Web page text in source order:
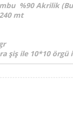
%90 Akrilik
mt
şiş ile 10*10 örgü